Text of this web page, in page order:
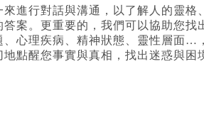
來進行對話與溝通，以了解人的靈
答案。更重要的，我們可以協助您
心理疾病、精神狀態、靈性層面…
點醒您事實與真相，找出迷惑與困